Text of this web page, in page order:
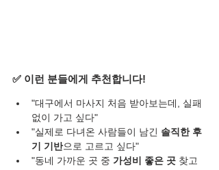
✅ 이런 분들에게 추천합니다!
"대구에서 마사지 처음 받아보는데, 실패
없이 가고 싶다"
"실제로 다녀온 사람들이 남긴 솔직한 후
기 기반으로 고르고 싶다"
"동네 가까운 곳 중 가성비 좋은 곳 찾고